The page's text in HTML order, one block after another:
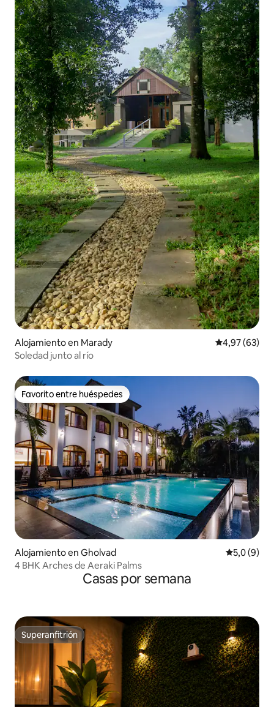
Alojamiento en Marady Calificación
4,97 (63)
Soledad junto al río
Favorito entre huéspedes
Favorito entre huéspedes
Alojamiento en Gholvad
5,0 (9)
4 BHK Arches de Aeraki Palms
Casas por semana
Superanfitrión
Superanfitrión